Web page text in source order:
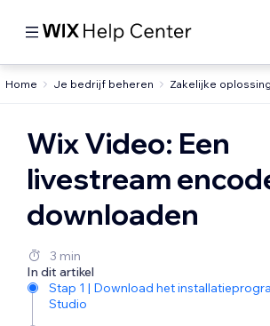
Home Je bedrijf beheren Zakelijke
Wix Video: Een
livestream
downloaden
3 min
In dit artikel
Stap 1 | Download het
Studio